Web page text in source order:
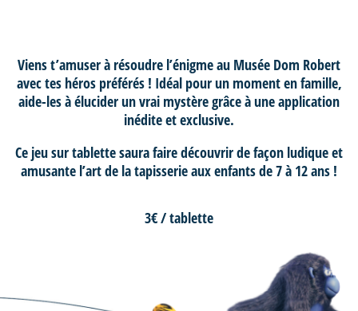
Viens t’amuser à résoudre l’énigme au Musée Dom Robert
avec tes héros préférés ! Idéal pour un moment en famille,
aide-les à élucider un vrai mystère grâce à une application
inédite et exclusive.
Ce jeu sur tablette saura faire découvrir de façon ludique et
amusante l’art de la tapisserie aux enfants de 7 à 12 ans !
3€ / tablette